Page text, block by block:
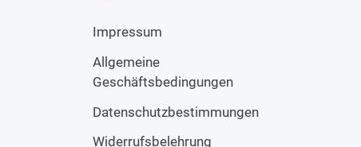
Impressum
Allgemeine
Geschäftsbedingungen
Datenschutzbestimmungen
Widerrufsbelehrung